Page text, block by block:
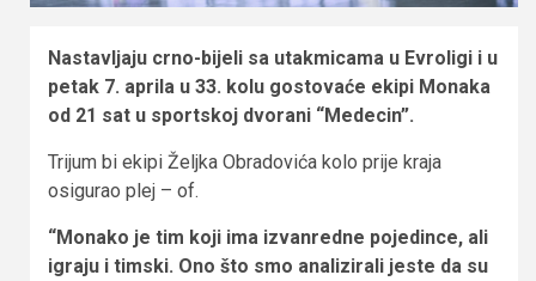
Nastavljaju crno-bijeli sa utakmicama u Evroligi i u
petak 7. aprila u 33. kolu gostovaće ekipi Monaka
od 21 sat u sportskoj dvorani “Medecin”.
Trijum bi ekipi Željka Obradovića kolo prije kraja
osigurao plej – of.
“Monako je tim koji ima izvanredne pojedince, ali
igraju i timski. Ono što smo analizirali jeste da su